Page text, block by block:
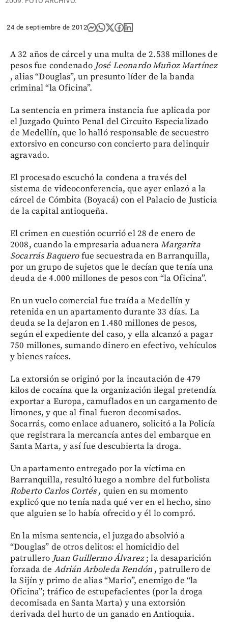
24 de septiembre de 2012
A 32 años de cárcel y una multa de 2.538 millones de
pesos fue condenado José Leonardo Muñoz Martínez
, alias “Douglas”, un presunto líder de la banda
criminal “la Oficina”.
La sentencia en primera instancia fue aplicada por
el Juzgado Quinto Penal del Circuito Especializado
de Medellín, que lo halló responsable de secuestro
extorsivo en concurso con concierto para delinquir
agravado.
El procesado escuchó la condena a través del
sistema de videoconferencia, que ayer enlazó a la
cárcel de Cómbita (Boyacá) con el Palacio de Justicia
de la capital antioqueña.
El crimen en cuestión ocurrió el 28 de enero de
2008, cuando la empresaria aduaneraMargarita
Socarrás Baquerofue secuestrada en Barranquilla,
por un grupo de sujetos que le decían que tenía una
deuda de 4.000 millones de pesos con “la Oficina”.
En un vuelo comercial fue traída a Medellín y
retenida en un apartamento durante 33 días. La
deuda se la dejaron en 1.480 millones de pesos,
según el expediente del caso, y ella alcanzó a pagar
750 millones, sumando dinero en efectivo, vehículos
y bienes raíces.
La extorsión se originó por la incautación de 479
kilos de cocaína que la organización ilegal pretendía
exportar a Europa, camuflados en un cargamento de
limones, y que al final fueron decomisados.
Socarrás, como enlace aduanero, solicitó a la Policía
que registrara la mercancía antes del embarque en
Santa Marta, y así fue descubierta la droga.
Un apartamento entregado por la víctima en
Barranquilla, resultó luego a nombre del futbolista
Roberto Carlos Cortés, quien en su momento
explicó que no tenía nada qué ver en el hecho, sino
que alguien se lo había ofrecido y él lo compró.
En la misma sentencia, el juzgado absolvió a
“Douglas” de otros delitos: el homicidio del
patrullero Juan Guillermo Álvarez; la desaparición
forzada de Adrián Arboleda Rendón, patrullero de
la Sijín y primo de alias “Mario”, enemigo de “la
Oficina”; tráfico de estupefacientes (por la droga
decomisada en Santa Marta) y una extorsión
derivada del hurto de un ganado en Antioquia.